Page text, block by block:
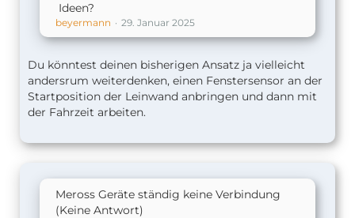
Ideen?
beyermann 29. Januar 2025
Du könntest deinen bisherigen Ansatz ja vielleicht
andersrum weiterdenken, einen Fenstersensor an der
Startposition der Leinwand anbringen und dann mit
der Fahrzeit arbeiten.
Meross Geräte ständig keine Verbindung
(Keine Antwort)